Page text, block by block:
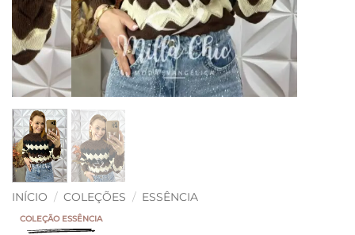
INÍCIO / COLEÇÕES / ESSÊNCIA
COLEÇÃO ESSÊNCIA